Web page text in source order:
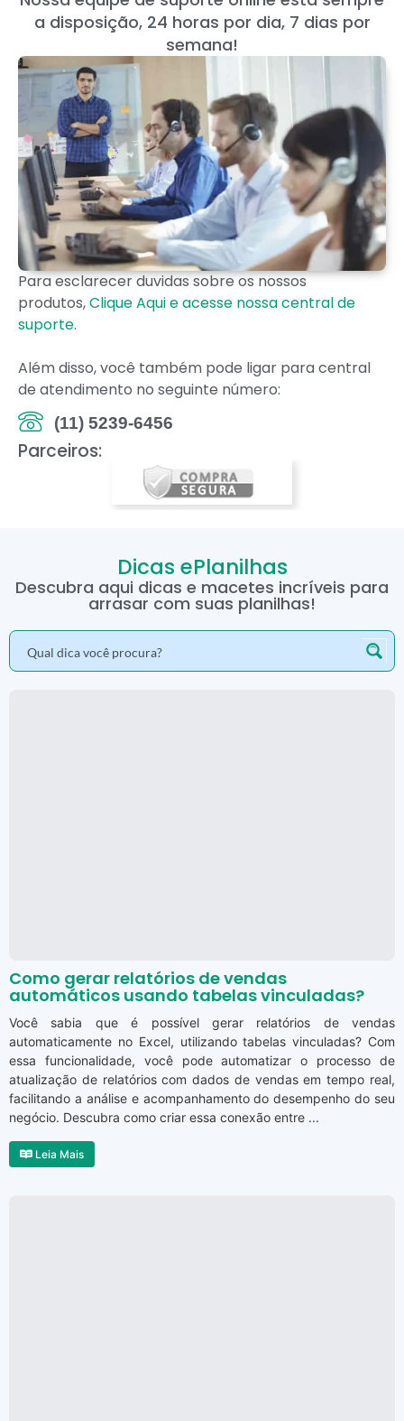
a disposição, 24 horas por dia, 7 dias por
semana!
Para esclarecer duvidas sobre os nossos
produtos,Clique Aqui e acesse nossa central de
suporte.
Além disso, você também pode ligar para central
de atendimento no seguinte número:
(11) 5239-6456
Parceiros:
Dicas ePlanilhas
Descubra aqui dicas e macetes incríveis para
arrasar com suas planilhas!
Como gerar relatórios de vendas
automáticos usando tabelas vinculadas?
Você sabia que é possível gerar relatórios de vendas
automaticamente no Excel, utilizando tabelas vinculadas? Com
essa funcionalidade, você pode automatizar o processo de
atualização de relatórios com dados de vendas em tempo real,
facilitando a análise e acompanhamento do desempenho do seu
negócio. Descubra como criar essa conexão entre ...
Leia Mais